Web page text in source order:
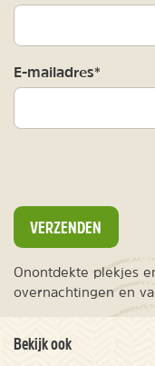
E-mailadres*
VERZENDEN
Onontdekte plekjes
overnachtingen en
Bekijk ook